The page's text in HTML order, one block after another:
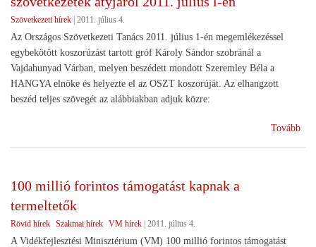
Szövetkezeti hírek | 2011. július 4.
Az Országos Szövetkezeti Tanács 2011. július 1-én megemlékezéssel
egybekötött koszorúzást tartott gróf Károly Sándor szobránál a
Vajdahunyad Várban, melyen beszédett mondott Szeremley Béla a
HANGYA elnöke és helyezte el az OSZT koszorúját. Az elhangzott
beszéd teljes szövegét az alábbiakban adjuk közre:
Tovább
100 millió forintos támogatást kapnak a
termeltetők
Rövid hírek Szakmai hírek VM hírek | 2011. július 4.
A Vidékfejlesztési Minisztérium (VM) 100 millió forintos támogatást